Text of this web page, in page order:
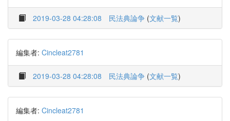
2019-03-28 04:28:08 民法典論争 (文献一覧)
編集者: Cincleat2781
2019-03-28 04:28:08 民法典論争 (文献一覧)
編集者: Cincleat2781